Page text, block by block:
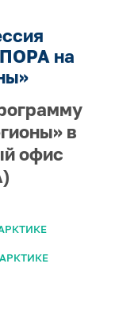
на
в
офис